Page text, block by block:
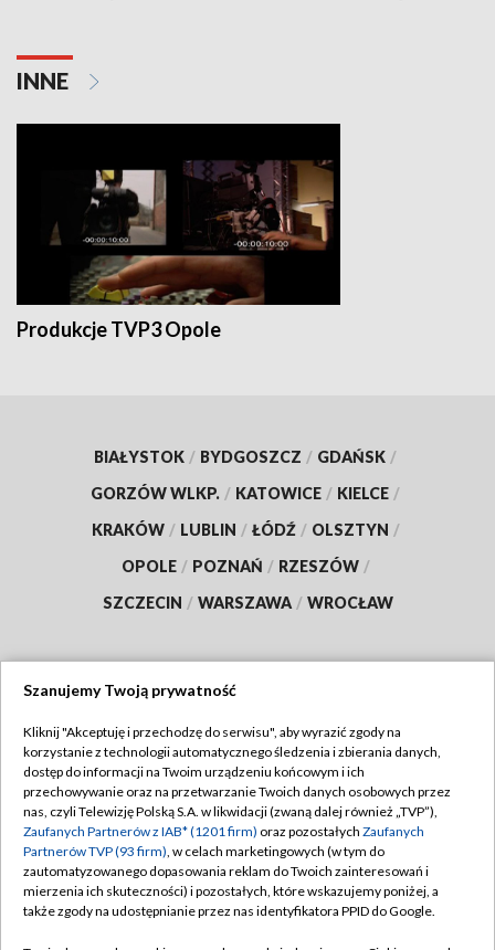
INNE
Produkcje TVP3 Opole
BIAŁYSTOK / BYDGOSZCZ / GDAŃSK /
GORZÓW WLKP. / KATOWICE / KIELCE /
KRAKÓW / LUBLIN / ŁÓDŹ / OLSZTYN /
OPOLE / POZNAŃ / RZESZÓW /
SZCZECIN / WARSZAWA / WROCŁAW
TVP
Abonament TVP
Emisja w TVP
Centrum informacji TVP
Naziemna Telewizja Cyfrowa
Regulamin TVP
Polityka prywatności
Moje zgody
Pomoc
Szanujemy Twoją prywatność
Kliknij "Akceptuję i przechodzę do serwisu", aby wyrazić zgody na
korzystanie z technologii automatycznego śledzenia i zbierania danych,
dostęp do informacji na Twoim urządzeniu końcowym i ich
przechowywanie oraz na przetwarzanie Twoich danych osobowych przez
nas, czyli Telewizję Polską S.A. w likwidacji (zwaną dalej również „TVP”),
Zaufanych Partnerów z IAB* (1201 firm) oraz pozostałych Zaufanych
Partnerów TVP (93 firm), w celach marketingowych (w tym do
zautomatyzowanego dopasowania reklam do Twoich zainteresowań i
mierzenia ich skuteczności) i pozostałych, które wskazujemy poniżej, a
także zgody na udostępnianie przez nas identyfikatora PPID do Google.